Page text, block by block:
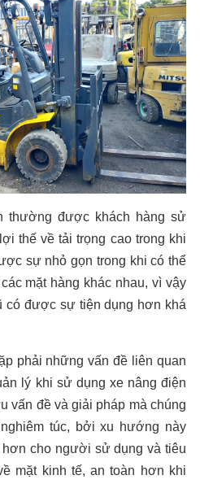
thường được khách hàng sử
thế về tải trọng cao trong khi
sự nhỏ gọn trong khi có thể
mặt hàng khác nhau, vì vậy
có được sự tiện dụng hơn khá
phải những vấn đề liên quan
lý khi sử dụng xe nâng điện
vấn đề và giải pháp mà chúng
túc, bởi xu hướng này
cho người sử dụng và tiêu
mặt kinh tế, an toàn hơn khi